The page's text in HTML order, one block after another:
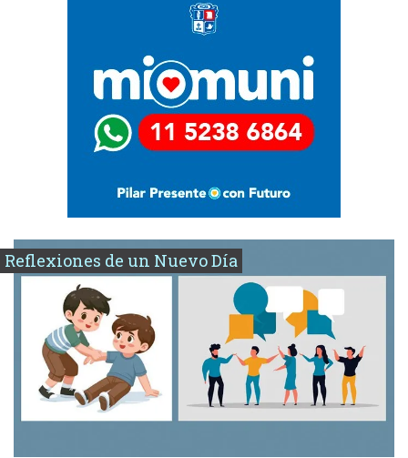
Reflexiones de un Nuevo Día